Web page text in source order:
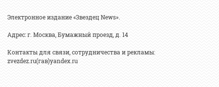
Электронное издание «Звездец News».
Адрес: г. Москва, Бумажный проезд, д. 14
Контакты для связи, сотрудничества и рекламы:
zvezdez.ru(гав)yandex.ru